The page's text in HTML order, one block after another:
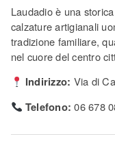
Laudadio è una
calzature artigianali
tradizione familiare,
nel cuore del centro
Indirizzo: Via di
Telefono: 06 678